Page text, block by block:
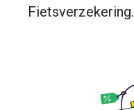
Fietsverzekering.